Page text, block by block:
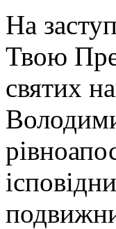
На
Твою
святих